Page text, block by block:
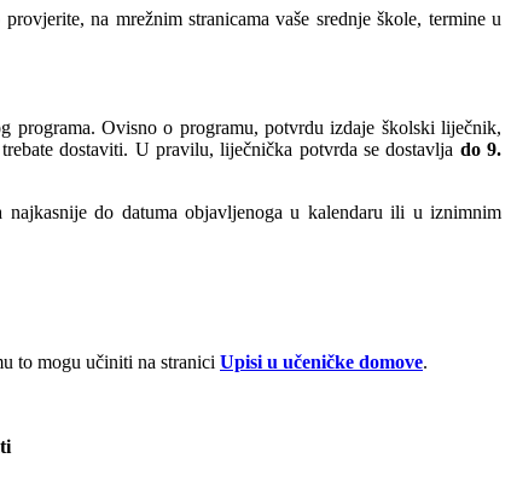
na mrežnim stranicama vaše srednje škole, termine u
programa. Ovisno o programu, potvrdu izdaje školski liječnik,
dostaviti. U pravilu, liječnička potvrda se dostavlja do 9.
do datuma objavljenoga u kalendaru ili u iznimnim
to mogu učiniti na stranici Upisi u učeničke domove.